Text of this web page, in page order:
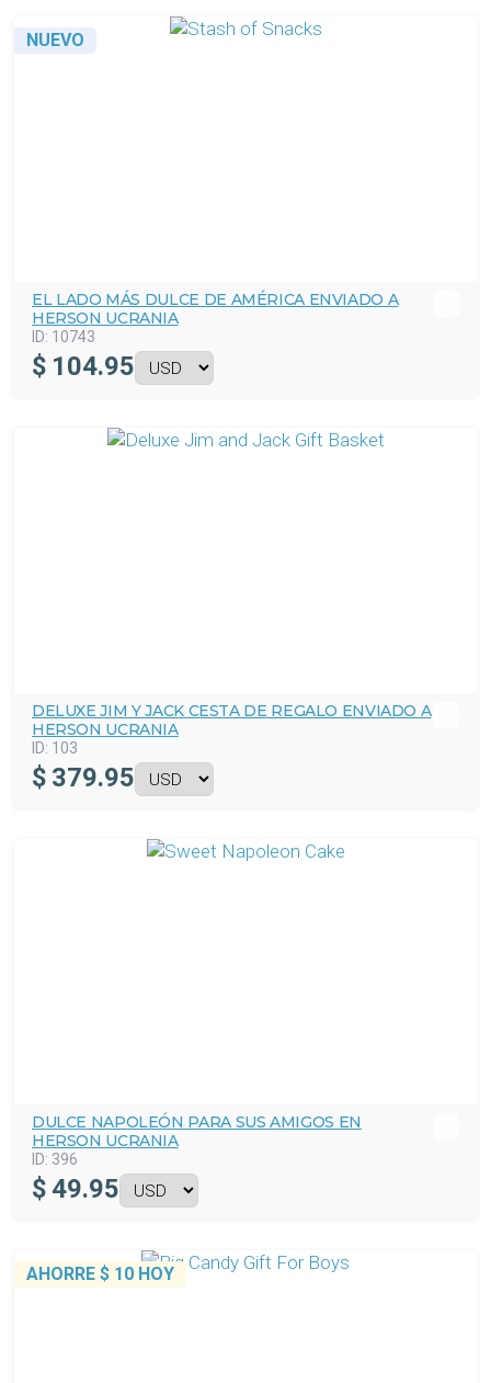
NUEVO
EL LADO MÁS DULCE DE AMÉRICA ENVIADO A
HERSON UCRANIA
ID: 10743
$ 104.95
DELUXE JIM Y JACK CESTA DE REGALO ENVIADO A
HERSON UCRANIA
ID: 103
$ 379.95
DULCE NAPOLEÓN PARA SUS AMIGOS EN
HERSON UCRANIA
ID: 396
$ 49.95
AHORRE $ 10 HOY